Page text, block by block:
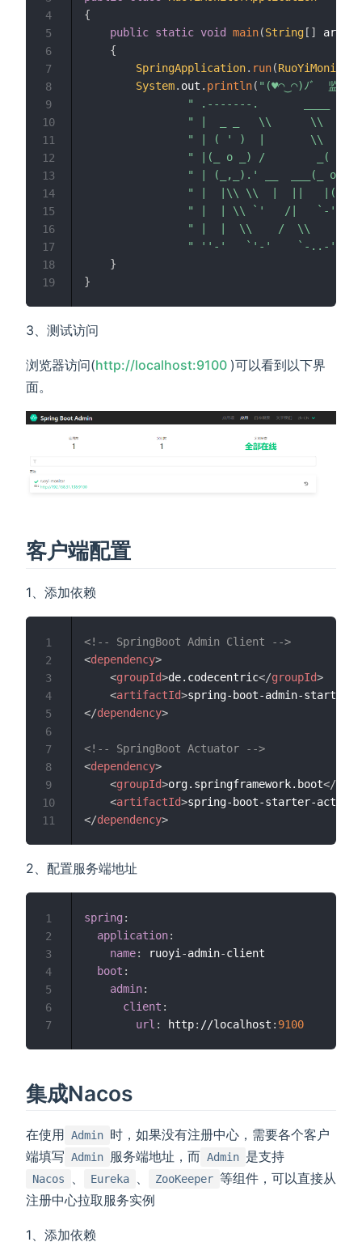
{
public static void main(String [ ] args
{
SpringApplication. run(
System. out . println(
" .-------.       ____
" |  _ _   \\      \\   \\
" | ( ' )  |       \\  _.
" |(_ o _) /        _(
" | (_,_).' __  ___(_ o
" |  |\\ \\  |  ||
" |  | \\ `'   /|   `-'  /
" |  |  \\    /  \\      /
" ''-'   `'-'    `-..-'
}
}
4
5
6
7
8
9
10
11
12
13
14
15
16
17
18
19
3、测试访问
浏览器访问(http://localhost:9100 (opens new window)
)可以看到以下界
面。
客户端配置
1、添加依赖
<!-- SpringBoot Admin Client -->
<dependency>
<groupId>de.codecentric</groupId>
<artifactId>spring-boot-admin-
</dependency>
<!-- SpringBoot Actuator -->
<dependency>
<groupId>org.springframework.boot</
<artifactId>spring-boot-starter-
</dependency>
1
2
3
4
5
6
7
8
9
10
11
2、配置服务端地址
spring :
application:
name: ruoyi -admin-client
boot :
admin:
client :
url : http: //localhost : 9100
1
2
3
4
5
6
7
集成Nacos
在使用 Admin 时，如果没有注册中心，需要各个客户
端填写 Admin 服务端地址，而 Admin 是支持
Nacos 、 Eureka 、 ZooKeeper 等组件，可以直接从
注册中心拉取服务实例
1、添加依赖